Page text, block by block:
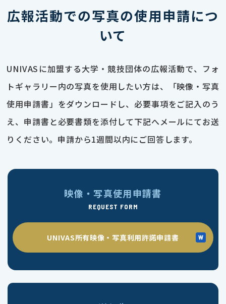
広報活動での写真の使用申請につ
いて
UNIVASに加盟する大学・競技団体の広報活動で、フォ
トギャラリー内の写真を使用したい方は、「映像・写真
使用申請書」をダウンロードし、必要事項をご記入のう
え、申請書と必要書類を添付して下記へメールにてお送
りください。申請から1週間以内にご回答します。
映像・写真使用申請書
REQUEST FORM
UNIVAS所有映像・写真利用許諾申請書